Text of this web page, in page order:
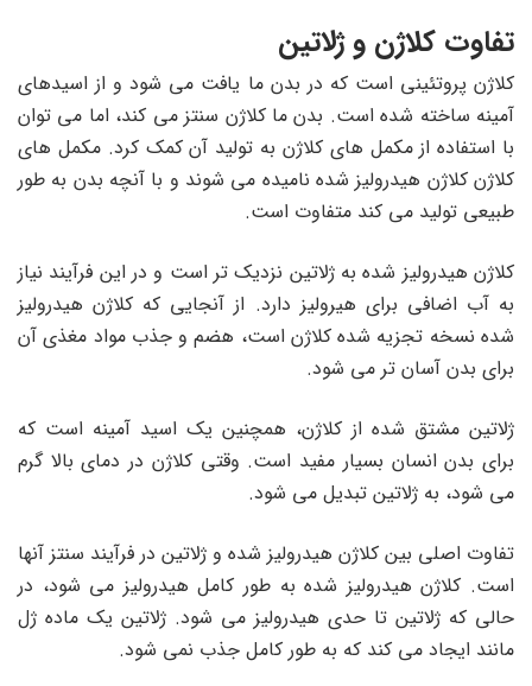
تفاوت کلاژن و ژلاتین
کلاژن پروتئینی است که در بدن ما یافت می شود و از اسیدهای
آمینه ساخته شده است. بدن ما کلاژن سنتز می کند، اما می توان
با استفاده از مکمل های کلاژن به تولید آن کمک کرد. مکمل های
کلاژن کلاژن هیدرولیز شده نامیده می شوند و با آنچه بدن به طور
طبیعی تولید می کند متفاوت است.
کلاژن هیدرولیز شده به ژلاتین نزدیک تر است و در این فرآیند نیاز
به آب اضافی برای هیرولیز دارد. از آنجایی که کلاژن هیدرولیز
شده نسخه تجزیه شده کلاژن است، هضم و جذب مواد مغذی آن
برای بدن آسان تر می شود.
ژلاتین مشتق شده از کلاژن، همچنین یک اسید آمینه است که
برای بدن انسان بسیار مفید است. وقتی کلاژن در دمای بالا گرم
می شود، به ژلاتین تبدیل می شود.
تفاوت اصلی بین کلاژن هیدرولیز شده و ژلاتین در فرآیند سنتز آنها
است. کلاژن هیدرولیز شده به طور کامل هیدرولیز می شود، در
حالی که ژلاتین تا حدی هیدرولیز می شود. ژلاتین یک ماده ژل
مانند ایجاد می کند که به طور کامل جذب نمی شود.